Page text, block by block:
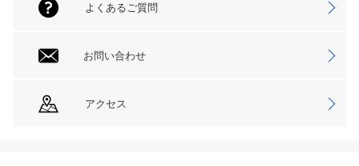
よくあるご質問
お問い合わせ
アクセス